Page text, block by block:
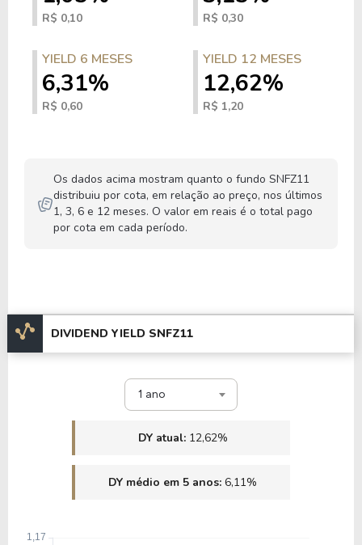
R$ 0,10 R$ 0,30
YIELD 6 MESES
6,31%
R$ 0,60
YIELD 12 MESES
12,62%
R$ 1,20
Os dados acima mostram quanto o fundo SNFZ11
distribuiu por cota, em relação ao preço, nos últimos
1, 3, 6 e 12 meses. O valor em reais é o total pago
por cota em cada período.
DIVIDEND YIELD SNFZ11
1 ano
DY atual: 12,62%
DY médio em 5 anos: 6,11%